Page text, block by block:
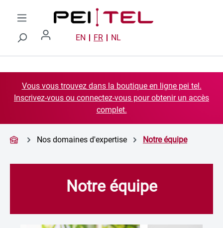
Passer au contenu principal
EN FR NL
Vous vous trouvez dans la boutique en ligne pei tel.
Inscrivez-vous ou connectez-vous pour obtenir un accès
complet.
Nos domaines d'expertise Notre équipe
Notre équipe